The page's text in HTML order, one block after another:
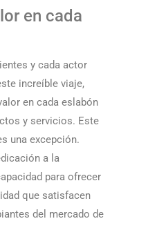
en cada
y cada actor
increíble viaje,
en cada eslabón
y servicios. Este
una excepción.
a la
para ofrecer
que satisfacen
del mercado de